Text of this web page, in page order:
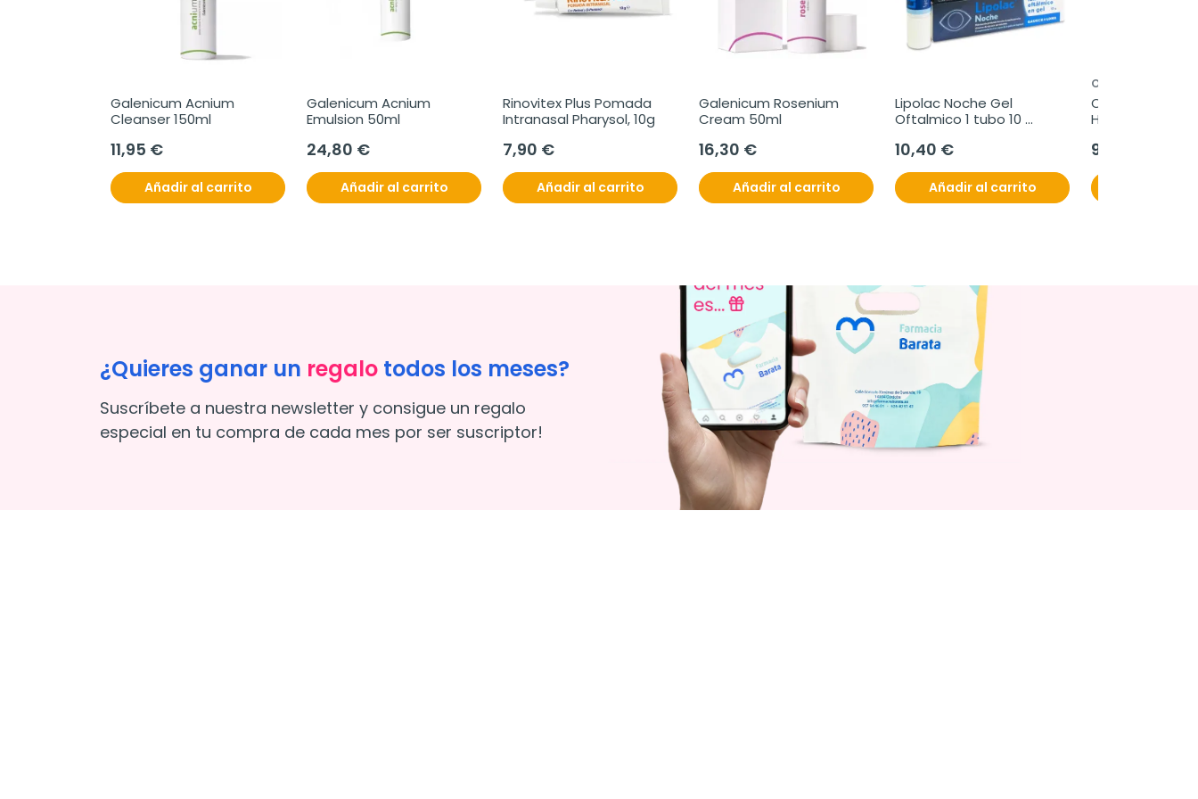
Galenicum Acnium
Cleanser 150ml
11,95 €
Añadir al carrito
Galenicum Acnium
Emulsion 50ml
24,80 €
Añadir al carrito
Rinovitex Plus Pomada
Intranasal Pharysol, 10g
7,90 €
Añadir al carrito
Galenicum Rosenium
Cream 50ml
16,30 €
Añadir al carrito
Lipolac Noche Gel
Oftalmico 1 tubo 10
10,40 €
Añadir al carrito
OLISTIC
Olistic Oferta
Hombre, 3x28
97,95 €
¿Quieres ganar un regalo todos los meses?
Suscríbete a nuestra newsletter y consigue un regalo
especial en tu compra de cada mes por ser suscriptor!